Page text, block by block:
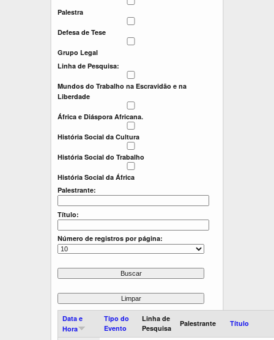
Palestra
Defesa de Tese
Grupo Legal
Linha de Pesquisa:
Mundos do Trabalho na Escravidão e na
Liberdade
África e Diáspora Africana.
História Social da Cultura
História Social do Trabalho
História Social da África
Palestrante:
Título:
Número de registros por página:
Data e
Hora
Tipo do
Evento
Linha de
Pesquisa
Palestrante Título